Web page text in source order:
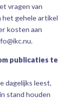
vragen van
het gehele artikel
kosten aan
publicaties te
dagelijks leest,
stand houden